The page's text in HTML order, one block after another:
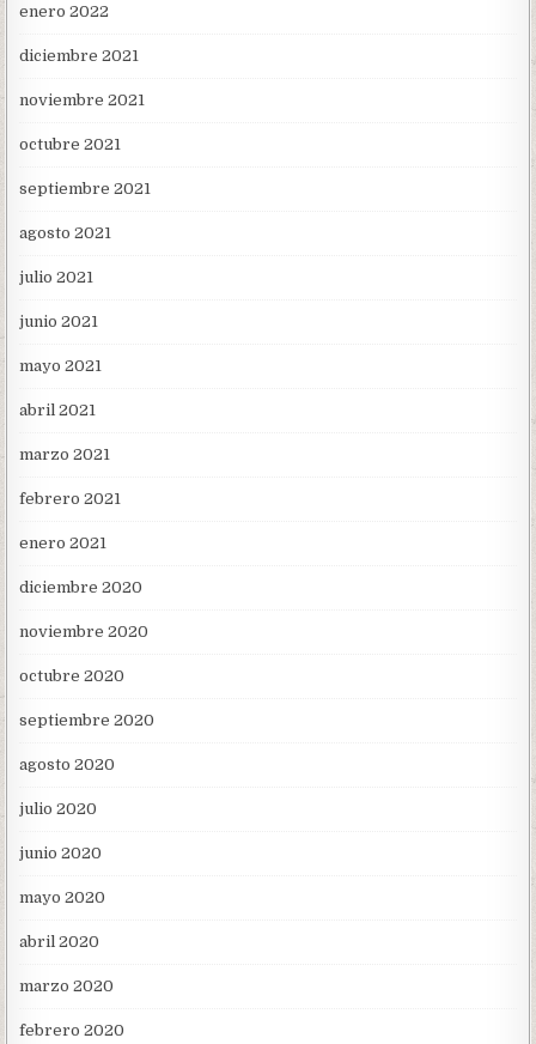
enero 2022
diciembre 2021
noviembre 2021
octubre 2021
septiembre 2021
agosto 2021
julio 2021
junio 2021
mayo 2021
abril 2021
marzo 2021
febrero 2021
enero 2021
diciembre 2020
noviembre 2020
octubre 2020
septiembre 2020
agosto 2020
julio 2020
junio 2020
mayo 2020
abril 2020
marzo 2020
febrero 2020